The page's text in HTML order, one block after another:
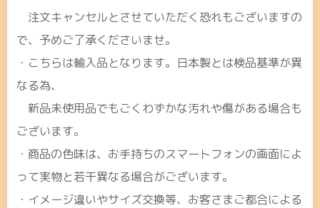
注文キャンセルとさせていただく恐れもございますの
で、予めご了承くださいませ。
・こちらは輸入品となります。日本製とは検品基準が異
なる為、
新品未使用品でもごくわずかな汚れや傷がある場合も
ございます。
・商品の色味は、お手持ちのスマートフォンの画面によ
って実物と若干異なる場合がございます。
・イメージ違いやサイズ交換等、お客さまご都合による